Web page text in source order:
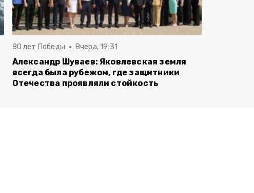
80 лет Победы Вчера, 19:31
Александр Шуваев: Яковлевская земля
всегда была рубежом, где защитники
Отечества проявляли стойкость